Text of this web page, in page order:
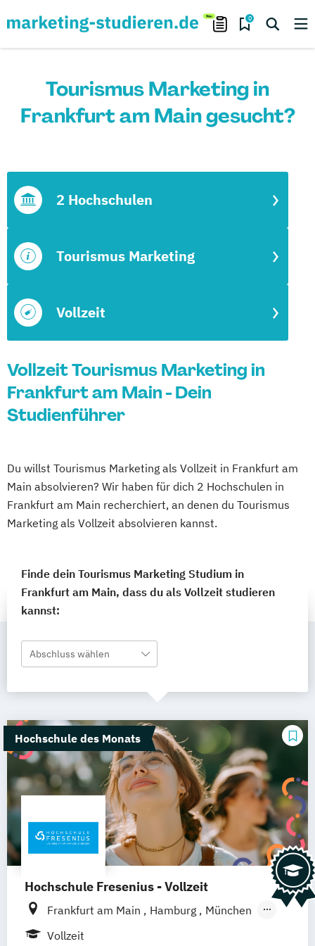
0
Tourismus Marketing in
Frankfurt am Main gesucht?
Vollzeit
Tourismus Marketing
2 Hochschulen
Vollzeit Tourismus Marketing in
Frankfurt am Main - Dein
Studienführer
Du willst Tourismus Marketing als Vollzeit in Frankfurt am
Main absolvieren? Wir haben für dich 2 Hochschulen in
Frankfurt am Main recherchiert, an denen du Tourismus
Marketing als Vollzeit absolvieren kannst.
Finde dein Tourismus Marketing Studium in
Frankfurt am Main, dass du als Vollzeit studieren
kannst:
Abschluss wählen
Hochschule des Monats
Hochschule Fresenius - Vollzeit
Frankfurt am Main Hamburg
München
Düsseldorf
Vollzeit